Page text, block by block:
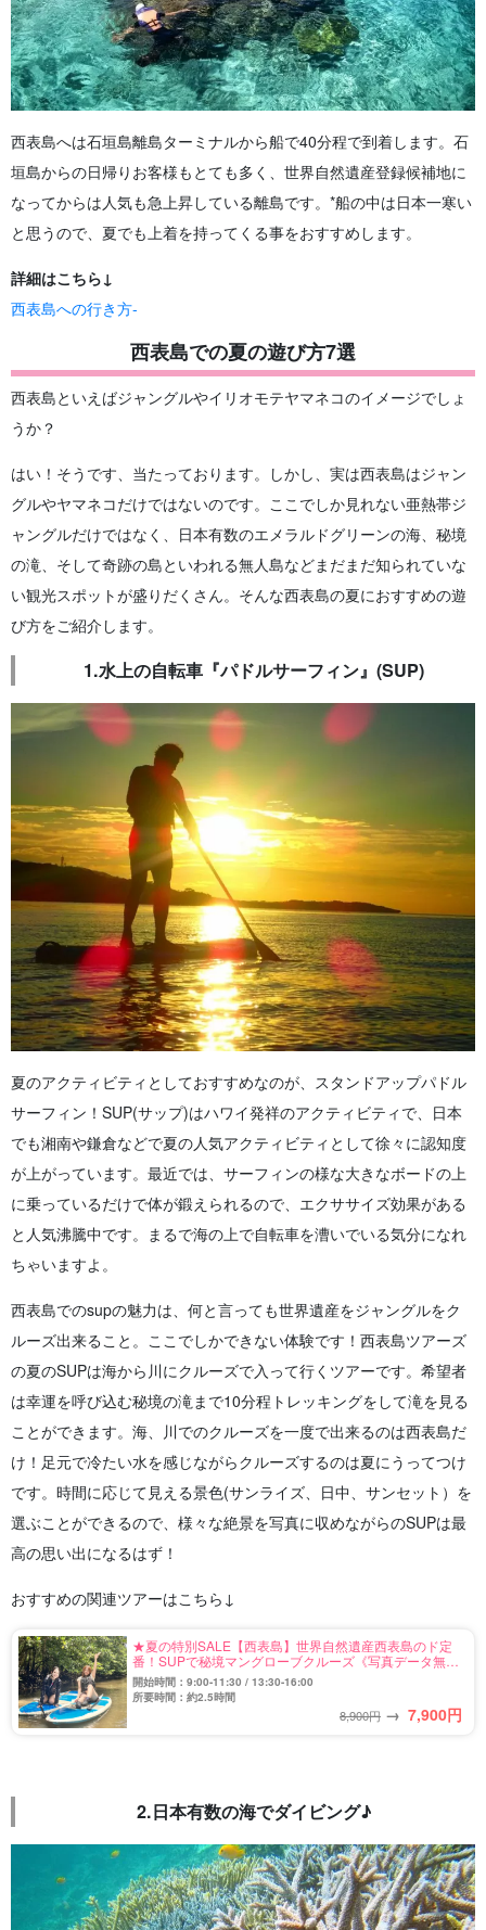
西表島へは石垣島離島ターミナルから船で40分程で到着します。石
垣島からの日帰りお客様もとても多く、世界自然遺産登録候補地に
なってからは人気も急上昇している離島です。*船の中は日本一寒い
と思うので、夏でも上着を持ってくる事をおすすめします。
詳細はこちら↓
西表島への行き方-
西表島での夏の遊び方7選
西表島といえばジャングルやイリオモテヤマネコのイメージでしょ
うか？
はい！そうです、当たっております。しかし、実は西表島はジャン
グルやヤマネコだけではないのです。 ここでしか見れない亜熱帯ジ
ャングルだけではなく、日本有数のエメラルドグリーンの海、秘境
の滝、そして奇跡の島といわれる無人島などまだまだ知られていな
い観光スポットが盛りだくさん。 そんな西表島の夏におすすめの遊
び方をご紹介します。
1.水上の自転車『パドルサーフィン』(SUP)
夏のアクティビティとしておすすめなのが、スタンドアップパドル
サーフィン！SUP(サップ)はハワイ発祥のアクティビティで、日本
でも湘南や鎌倉などで夏の人気アクティビティとして徐々に認知度
が上がっています。最近では、サーフィンの様な大きなボードの上
に乗っているだけで体が鍛えられるので、エクササイズ効果がある
と人気沸騰中です。まるで海の上で自転車を漕いでいる気分になれ
ちゃいますよ。
西表島でのsupの魅力は、何と言っても世界遺産をジャングルをク
ルーズ出来ること。ここでしかできない体験です！ 西表島ツアーズ
の夏のSUPは海から川にクルーズで入って行くツアーです。希望者
は幸運を呼び込む秘境の滝まで10分程トレッキングをして滝を見る
ことができます。 海、川でのクルーズを一度で出来るのは西表島だ
け！足元で冷たい水を感じながらクルーズするのは夏にうってつけ
です。時間に応じて見える景色(サンライズ、日中、サンセット）を
選ぶことができるので、様々な絶景を写真に収めながらのSUPは最
高の思い出になるはず！
おすすめの関連ツアーはこちら↓
★夏の特別SALE【西表島】世界自然遺産西表島のド定
番！SUPで秘境マングローブクルーズ《写真データ無料
プレゼント付き》（No.2）
開始時間：9:00-11:30 / 13:30-16:00
所要時間：約2.5時間
8,900円 → 7,900円
2.日本有数の海でダイビング♪